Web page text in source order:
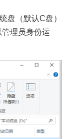
（默认C盘）
理员身份运